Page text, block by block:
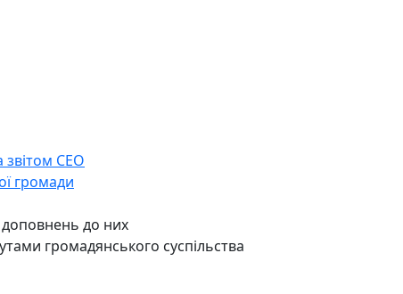
звітом СЕО
громади
доповнень до них
громадянського суспільства